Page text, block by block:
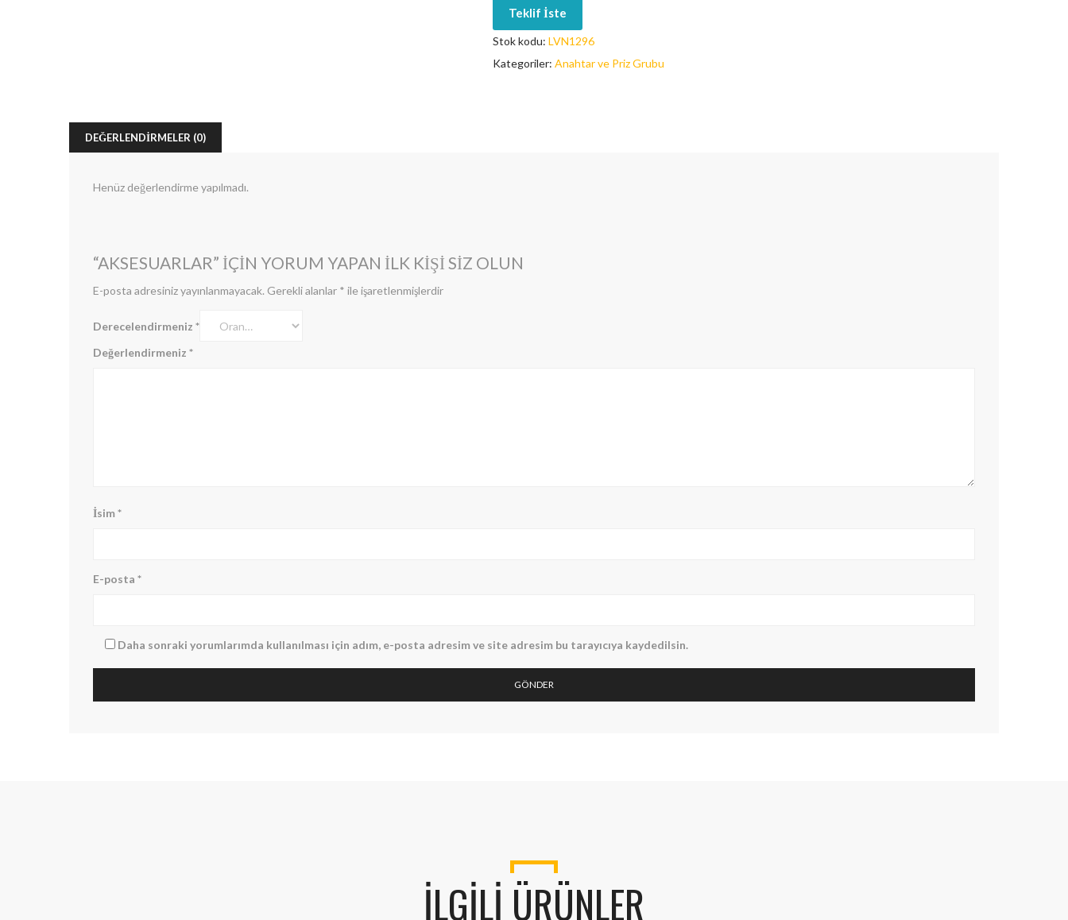
Teklif İste
Stok kodu:LVN1296
Kategoriler:Anahtar ve Priz Grubu
DEĞERLENDIRMELER (0)
Henüz değerlendirme yapılmadı.
“AKSESUARLAR” IÇIN YORUM YAPAN ILK KIŞI SIZ OLUN
E-posta adresiniz yayınlanmayacak. Gerekli alanlar * ile işaretlenmişlerdir
Derecelendirmeniz *
Değerlendirmeniz *
İsim*
E-posta *
Daha sonraki yorumlarımda kullanılması için adım, e-posta adresim ve site adresim bu tarayıcıya kaydedilsin.
İLGILI ÜRÜNLER